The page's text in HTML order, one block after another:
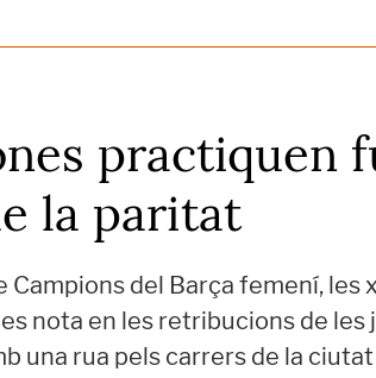
practiquen
la paritat
Campions del Barça femení,
nota en les retribucions de les
una rua pels carrers de la ciutat